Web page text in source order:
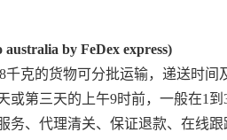
by FeDex express)
克的货物可分批运输，递送时间
第三天的上午9时前，一般在1到
、代理清关、保证退款、在线跟